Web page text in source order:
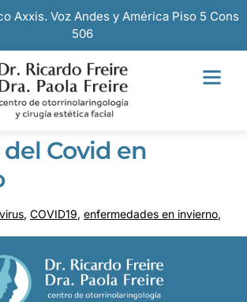
Axxis. Voz Andes y América Piso 5 Cons
506
Covid en
, COVID19, enfermedades en invierno,